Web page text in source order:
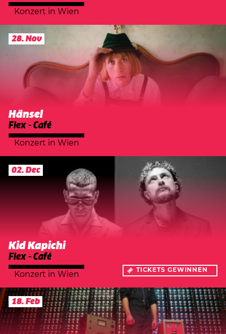
Konzert in Wien
28. Nov
Hänsel
Flex - Café
Konzert in Wien
02. Dec
Kid Kapichi
Flex - Café
Konzert in Wien TICKETS GEWINNEN
18. Feb